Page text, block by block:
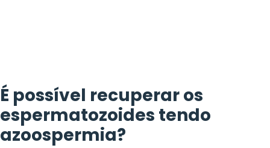
É possível recuperar os
espermatozoides tendo
azoospermia?